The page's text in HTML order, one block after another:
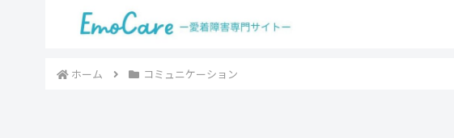
ホーム コミュニケーション